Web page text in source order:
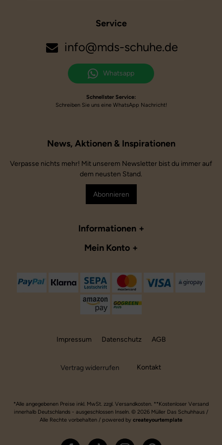
Service
info@mds-schuhe.de
Whatsapp
Schnellster Service:
Schreiben Sie uns eine WhatsApp Nachricht!
Informationen
Mein Konto
Verpasse nichts mehr! Mit unserem Newsletter bist du immer auf
dem neusten Stand.
Abonnieren
Impressum Datenschutz AGB
Vertrag widerrufen Kontakt
*Alle angegebenen Preise inkl. MwSt. zzgl. Versandkosten. **Kostenloser Versand
innerhalb Deutschlands - ausgeschlossen Inseln. © 2026 Müller Das Schuhhaus /
Alle Rechte vorbehalten / powered by createyourtemplate